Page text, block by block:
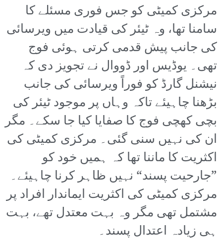
مرکزی کمیٹی کو جس فوری مسئلے کا
سامنا تھا، وہ ٹیئر کی قیادت میں ویرسائی
کی جانب پیش قدمی کرتی ہوئی فوج
تھی۔ یوڈیس اور ڈووال نے تجویز دی کہ
نیشنل گارڈ کو فوراً ویرسائی کی جانب
بڑھنا چاہیئے تاکہ وہاں پر موجود ٹیئر کی
بچی کھچی فوج کا صفایا کیا جا سکے۔ مگر
ان کی نہیں سنی گئی۔ مرکزی کمیٹی کی
اکثریت کا ماننا تھا کہ ہمیں خود کو
”جارحیت پسند“ نہیں ظاہر کرنا چاہیئے۔
مرکزی کمیٹی کی اکثریت ایماندار افراد پر
مشتمل تھی مگر وہ بہت معتدل تھے، بہت
ہی زیادہ اعتدال پسند۔